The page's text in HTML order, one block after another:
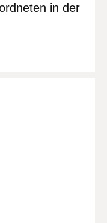
in der